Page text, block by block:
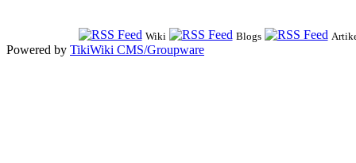
Wiki Blogs
Powered by TikiWiki CMS/Groupware